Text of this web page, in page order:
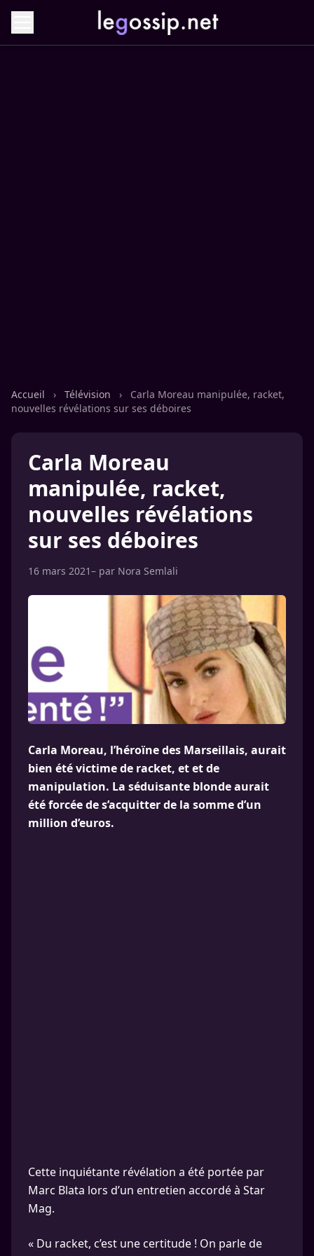
Accueil › Télévision ›
Carla Moreau manipulée, racket,
nouvelles révélations sur ses déboires
Carla Moreau
manipulée, racket,
nouvelles révélations
sur ses déboires
16 mars 2021– par Nora Semlali
Carla Moreau, l’héroïne des Marseillais, aurait
bien été victime de racket, et et de
manipulation. La séduisante blonde aurait
été forcée de s’acquitter de la somme d’un
million d’euros.
Cette inquiétante révélation a été portée par
Marc Blata lors d’un entretien accordé à Star
Mag.
« Du racket, c’est une certitude ! On parle de